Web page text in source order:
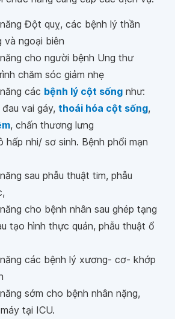
Đột quỵ, các bệnh lý thần
và ngoại biên
cho người bệnh Ung thư
chăm sóc giảm nhẹ
các bệnh lý cột sống như:
vai gáy, thoái hóa cột sống,
, chấn thương lưng
hấp nhi/ sơ sinh. Bệnh phổi mạn
sau phẫu thuật tim, phẫu
cho bệnh nhân sau ghép tạng
tạo hình thực quản, phẫu thuật ổ
các bệnh lý xương- cơ- khớp
sớm cho bệnh nhân nặng,
tại ICU.